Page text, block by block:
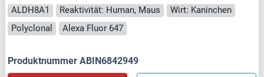
ALDH8A1 Reaktivität: Human, Maus
Wirt: Kaninchen
Polyclonal
Alexa Fluor 647
Produktnummer ABIN6842949